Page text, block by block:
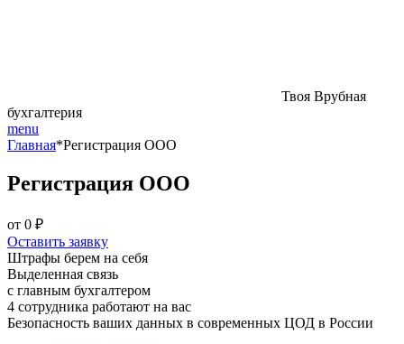
Твоя Врубная
бухгалтерия
menu
Главная*Регистрация ООО
Регистрация ООО
от 0 ₽
Оставить заявку
Штрафы берем на себя
Выделенная связь
с главным бухгалтером
4 сотрудника работают на вас
Безопасность ваших данных в современных ЦОД в России